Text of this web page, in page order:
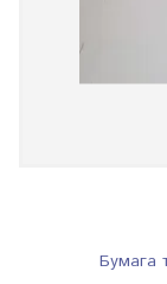
Бумага